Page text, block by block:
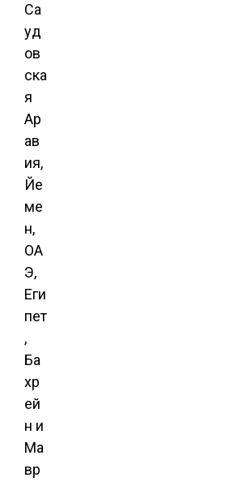
Са
уд
ов
ска
я
Ар
ав
ия,
Йе
ме
н,
ОА
Э,
Еги
пет
,
Ба
хр
ей
н и
Ма
вр